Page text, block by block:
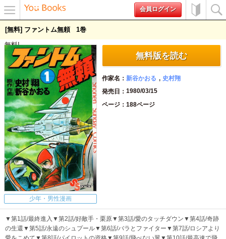
ー
会員ログイン
[無料] ファントム無頼
1
無料!
少年・男性漫画
無料版を読む
作家名 新谷かおる
史村翔
発売日
1980/03/15
ページ
188ページ
▼第1話/最終進入▼第2話/好敵手・栗原▼第3話/愛のタッチダウン▼第4話/奇跡
の生還▼第5話/永遠のシュプール▼第6話/バラとファイター▼第7話/ロシアより